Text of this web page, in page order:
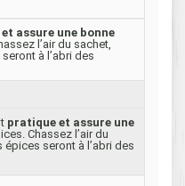
assure une bonne
l’air du sachet,
à l’abri des
pratique et assure une
Chassez l’air du
seront à l’abri des